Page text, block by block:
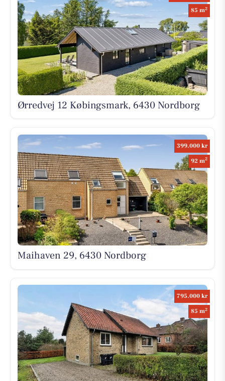
85 m2
Ørredvej 12 Købingsmark, 6430 Nordborg
399.000 kr
92 m2
Maihaven 29, 6430 Nordborg
795.000 kr
85 m2